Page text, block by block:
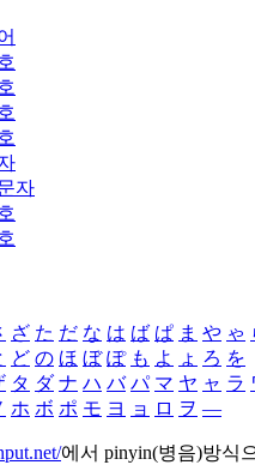
자
ざ た だ な は ば ぱ ま や ゃ
ど の ほ ぼ ぽ も よ ょ ろ を
タ ダ ナ ハ バ パ マ ヤ ャ ラ
ホ ボ ポ モ ヨ ョ ロ ヲ ―
에서 pinyin(병음)방식